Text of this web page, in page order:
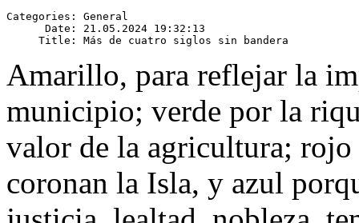
Categories: General
      Date: 21.05.2024 19:32:13
Amarillo, para reflejar la
municipio; verde por la
valor de la agricultura; rojo
coronan la Isla, y azul